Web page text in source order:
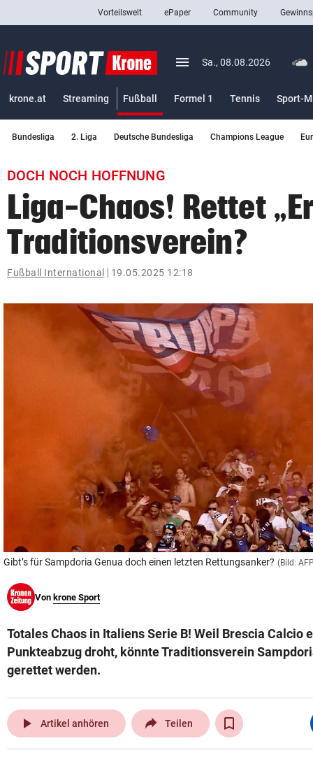
closeSchließen
Abonnieren
bookmark
search
Suchbegriff
eingeben
© Krone Multimedia GmbH & Co KG 2026
Muthgasse 2, 1190 Wien
Vorteilswelt ePaper Community
menu Menü aufklappen
Sa., 08.08.2026
krone.at Streaming Fußball
Formel 1
Tennis Sport-
Bundesliga 2. Liga Deutsche Bundesliga Champions League
DOCH NOCH HOFFNUNG
Liga-Chaos! Rettet
Traditionsverein?
Fußball International 19.05.2025 12:18
Gibt’s für Sampdoria Genua doch einen letzten Rettungsanker? (Bild:
Von krone Sport
Totales Chaos in Italiens Serie B! Weil Brescia Calcio
Punkteabzug droht, könnte Traditionsverein
gerettet werden.
play_arrow Artikel anhören Teilen